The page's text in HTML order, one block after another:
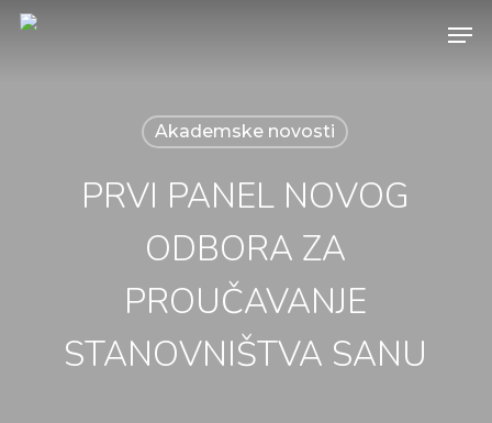
Skip
Menu
Akademske novosti
PRVI PANEL NOVOG
ODBORA ZA
PROUČAVANJE
STANOVNIŠTVA SANU